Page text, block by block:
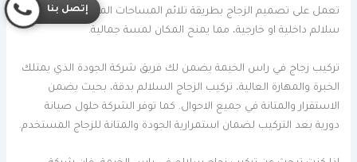
تعمل على تصميم الزجاج بطريقة تلائم المساحات المختلفة سواء كانت
سلالم داخلية او خارجية، مما يمنح المكان لمسة جمالية.
تركيب زجاج في راس الخيمة يضمن لك فريق شركة الجودة الذي يمتلك
الخبرة والمهارة العالية، تركيب الزجاج السلالم بدقة، بحيث يضمن
الاستقرار والمتانة في جميع الاحوال. كما توفر الشركة حلول صيانة
دورية بعد التركيب لضمان استمرارية الجودة والمتانة للزجاج المستخدم.
إتصل بنا